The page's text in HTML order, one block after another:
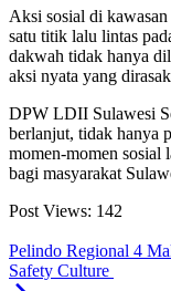
Aksi sosial di
satu titik lalu lintas
dakwah tidak hanya
aksi nyata yang
DPW LDII Sulawesi
berlanjut, tidak hanya
momen-momen sosial
bagi masyarakat
Post Views: 142
Pelindo Regional 4
Safety Culture